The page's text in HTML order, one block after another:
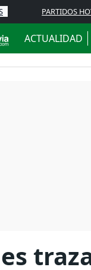
PARTIDOS
ACTUALIDAD